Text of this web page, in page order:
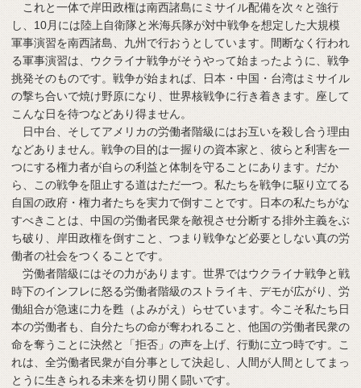
これと一体で岸田政権は南西諸島にミサイル配備を次々と強行
し、10月には陸上自衛隊と米海兵隊が対中戦争を想定した大規模
軍事演習を南西諸島、九州で行おうとしています。間断なく行われ
る軍事演習は、ウクライナ戦争がそうやって始まったように、戦争
挑発そのものです。戦争が始まれば、日本・中国・台湾はミサイル
の撃ち合いで焼け野原になり、世界核戦争に行き着きます。座して
こんな日を待つなどあり得ません。
日中台、そしてアメリカの労働者階級にはお互いを殺し合う理由
などありません。戦争の目的は一握りの資本家と、彼らと利害を一
つにする権力者が自らの利益と体制を守ることにあります。だか
ら、この戦争を阻止する道はただ一つ。私たちを戦争に駆り立てる
自国の政府・権力者たちを実力で倒すことです。日本の私たちがな
すべきことは、中国の労働者民衆を敵視させ分断する排外主義をぶ
ち破り、岸田政権を倒すこと、つまり戦争など必要としない真の労
働者の社会をつくることです。
労働者階級にはその力があります。世界ではウクライナ戦争と戦
時下のインフレに怒る労働者階級のストライキ、デモが広がり、労
働組合が急速に力を甦（よみがえ）らせています。今こそ私たち日
本の労働者も、自分たちの命が奪われること、他国の労働者民衆の
命を奪うことに決然と「拒否」の声を上げ、行動に立つ時です。こ
れは、全労働者民衆が自分事として決起し、人間が人間としてまっ
とうに生きられる未来を切り開く闘いです。